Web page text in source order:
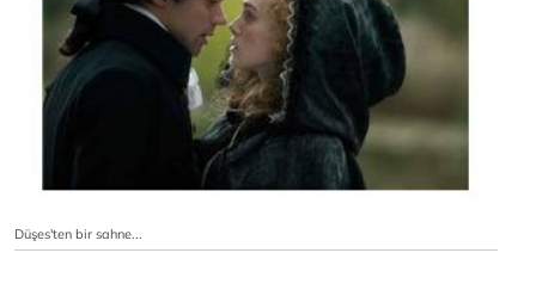
Düşes'ten bir sahne...